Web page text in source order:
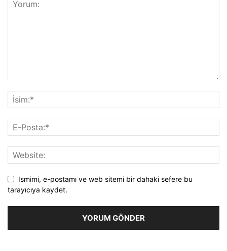
Ismimi, e-postamı ve web sitemi bir dahaki sefere bu
tarayıcıya kaydet.